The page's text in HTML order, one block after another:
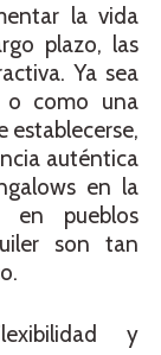
la vida
plazo, las
Ya sea
o como una
establecerse,
auténtica
en la
en pueblos
son tan
y